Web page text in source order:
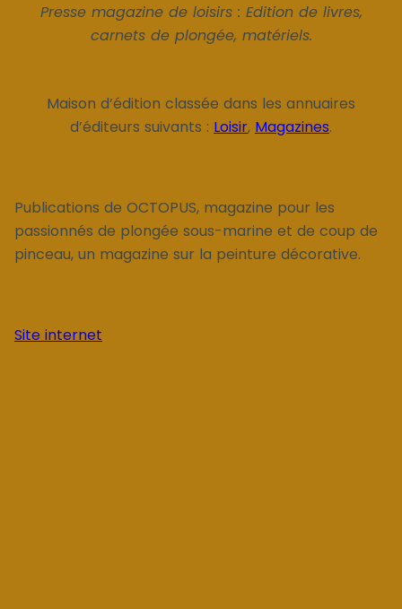
Presse magazine de loisirs : Edition de livres,
carnets de plongée, matériels.
Maison d’édition classée dans les annuaires
d’éditeurs suivants : Loisir, Magazines.
Publications de OCTOPUS, magazine pour les
passionnés de plongée sous-marine et de coup de
pinceau, un magazine sur la peinture décorative.
Site internet